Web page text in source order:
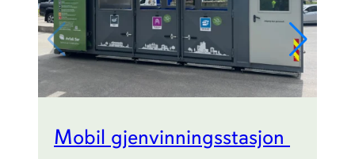
Mobil gjenvinningsstasjon